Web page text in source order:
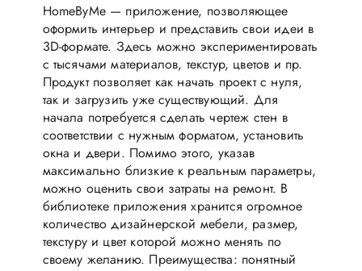
HomeByMe — приложение, позволяющее
оформить интерьер и представить свои идеи в
3D-формате. Здесь можно экспериментировать
с тысячами материалов, текстур, цветов и пр.
Продукт позволяет как начать проект с нуля,
так и загрузить уже существующий. Для
начала потребуется сделать чертеж стен в
соответствии с нужным форматом, установить
окна и двери. Помимо этого, указав
максимально близкие к реальным параметры,
можно оценить свои затраты на ремонт. В
библиотеке приложения хранится огромное
количество дизайнерской мебели, размер,
текстуру и цвет которой можно менять по
своему желанию. Преимущества: понятный